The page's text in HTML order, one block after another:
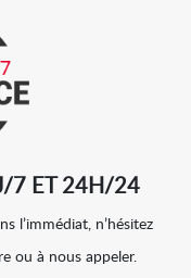
7 ET 24H/24
l’immédiat, n’hésitez
ou à nous appeler.